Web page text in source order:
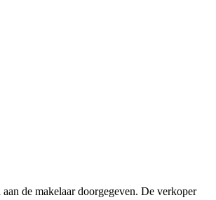
de makelaar doorgegeven. De verkoper